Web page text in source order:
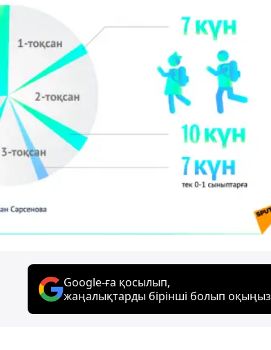
Google-ға қосылып,
жаңалықтарды бірінші болып оқыңыз